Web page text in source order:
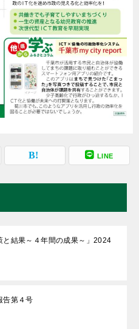
LINE
と結果～４年間の成果～」2024
告第４号